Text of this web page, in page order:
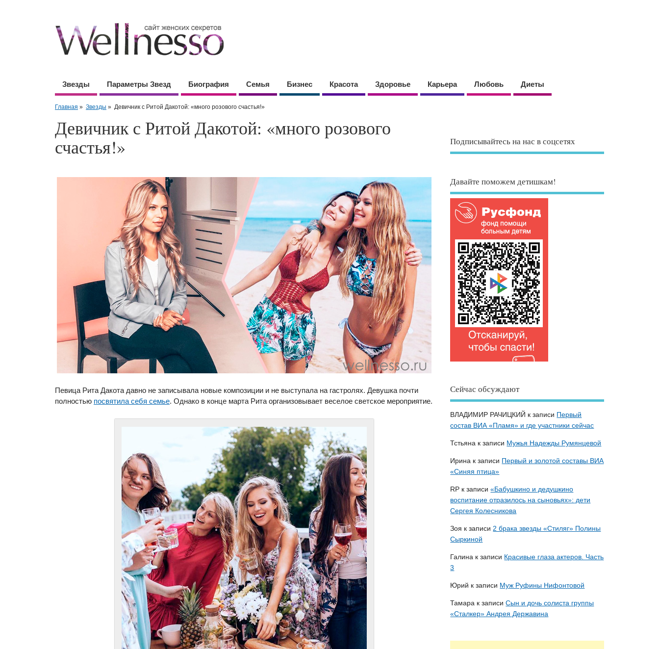
Звезды Параметры Звезд Биография Семья Бизнес Красота Здоровье Карьера Любовь Диеты
Главная » Звезды » Девичник с Ритой Дакотой: «много розового счастья!»
Девичник с Ритой Дакотой: «много розового
счастья!»
Певица Рита Дакота давно не записывала новые композиции и не выступала на гастролях. Девушка почти
полностью посвятила себя семье. Однако в конце марта Рита организовывает веселое светское мероприятие.
Подписывайтесь на нас в соцсетях
Давайте поможем детишкам!
Сейчас обсуждают
ВЛАДИМИР РАЧИЦКИЙ к записи Первый
состав ВИА «Пламя» и где участники сейчас
Тстьяна к записи Мужья Надежды Румянцевой
Ирина к записи Первый и золотой составы ВИА
«Синяя птица»
RP к записи«Бабушкино и дедушкино
воспитание отразилось на сыновьях»: дети
Сергея Колесникова
Зоя к записи 2 брака звезды «Стиляг» Полины
Сыркиной
Галина к записи Красивые глаза актеров. Часть
3
Юрий к записи Муж Руфины Нифонтовой
Тамара к записиСын и дочь солиста группы
«Сталкер» Андрея Державина